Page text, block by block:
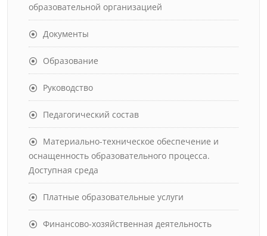
образовательной организацией
Документы
Образование
Руководство
Педагогический состав
Материально-техническое обеспечение и
оснащенность образовательного процесса.
Доступная среда
Платные образовательные услуги
Финансово-хозяйственная деятельность